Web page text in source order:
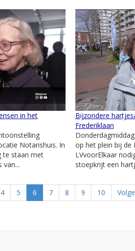
in het
Notarishuis. In
te staan met
van...
Bijzondere
Frederiklaan
op het plein bij de
LVvoorElkaar
stoepkrijt een
4 5 6 7 8 9 10